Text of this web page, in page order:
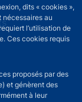
dits « cookies »,
nécessaires au
l’utilisation de
Ces cookies requis
proposés par des
et génèrent des
à leur